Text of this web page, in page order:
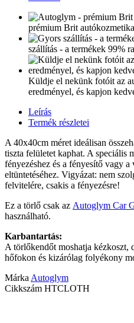
prémium Brit autókozmetika
szállítás - a termékek 99%
Küldje el nekünk fotóit az
eredményel, és kapjon
Leírás
Termék részletei
A 40x40cm méret ideálisan
tiszta felületet kaphat. A speciális
fényezéshez és a fényesítő vagy
eltüntetéséhez. Vigyázat: nem
felvitelére, csakis a fényezésre!
Ez a törlő csak az Autoglym Car
használható.
Karbantartás:
A törlőkendőt moshatja kézkoszt,
hőfokon és kizárólag folyékony
MárkaAutoglym
Cikkszám HTCLOTH